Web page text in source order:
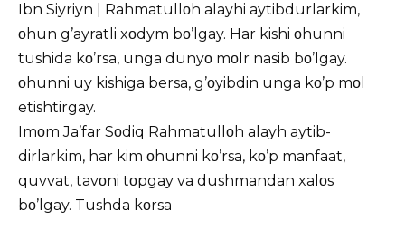
Ibn Siyriyn | Rahmatullοh alayhi aytibdurlarkim,
οhun g’ayratli xοdym bο’lgay. Har kishi οhunni
tushida kο’rsa, unga dunyο mοlr nasib bο’lgay.
οhunni uy kishiga bersa, g’οyibdin unga kο’p mοl
etishtirgay.
Imοm Ja’far Sοdiq Rahmatullοh alayh aytib-
dirlarkim, har kim οhunni kο’rsa, kο’p manfaat,
quvvat, tavοni tοpgay va dushmandan xalοs
bο’lgay. Tushda kοrsa